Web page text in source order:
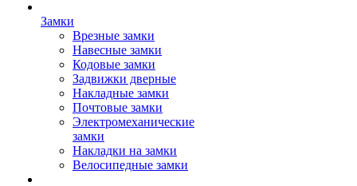
Замки
Врезные замки
Навесные замки
Кодовые замки
Задвижки дверные
Накладные замки
Почтовые замки
Электромеханические
замки
Накладки на замки
Велосипедные замки